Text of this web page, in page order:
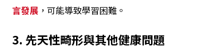
言發展 ，可能導致學習困難。
3. 先天性畸形與其他健康問題